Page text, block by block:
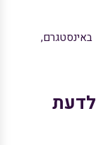
באינסטגרם,